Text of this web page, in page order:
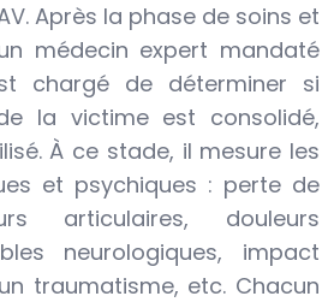
Après la phase de soins et
médecin expert mandaté
chargé de déterminer si
la victime est consolidé,
À ce stade, il mesure les
et psychiques : perte de
articulaires, douleurs
neurologiques, impact
traumatisme, etc. Chacun